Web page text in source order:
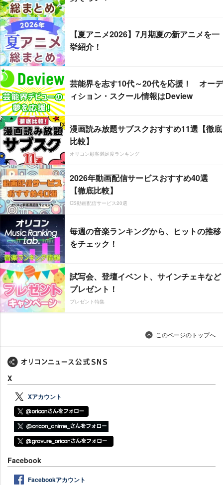
【夏アニメ2026】7月期夏の新アニメを一
挙紹介！
芸能界を志す10代～20代を応援！ オーデ
ィション・スクール情報はDeview
漫画読み放題サブスクおすすめ11選【徹底
比較】
オリコン顧客満足度ランキング
2026年動画配信サービスおすすめ40選
【徹底比較】
CS動画配信サービス20選
毎週の音楽ランキングから、ヒットの推移
をチェック！
試写会、登壇イベント、サインチェキなど
プレゼント！
プレゼント特集
このページのトップへ
X
Xアカウント
Facebook
Facebookアカウント